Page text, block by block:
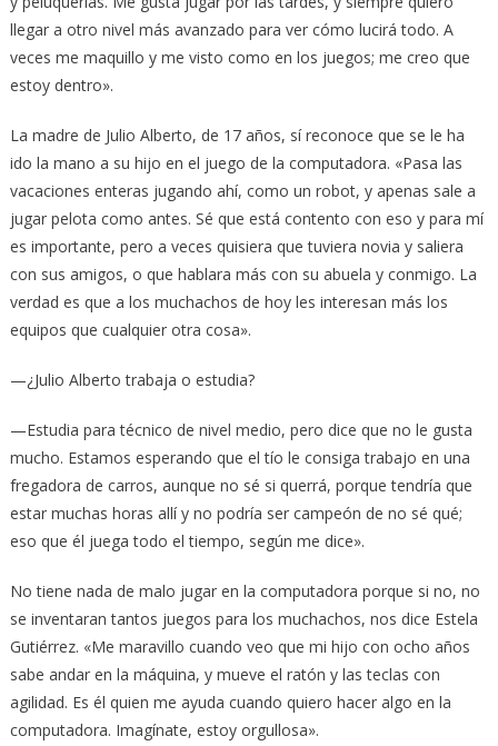
llegar a otro nivel más avanzado para ver cómo lucirá todo. A
veces me maquillo y me visto como en los juegos; me creo que
estoy dentro».
La madre de Julio Alberto, de 17 años, sí reconoce que se le ha
ido la mano a su hijo en el juego de la computadora. «Pasa las
vacaciones enteras jugando ahí, como un robot, y apenas sale a
jugar pelota como antes. Sé que está contento con eso y para mí
es importante, pero a veces quisiera que tuviera novia y saliera
con sus amigos, o que hablara más con su abuela y conmigo. La
verdad es que a los muchachos de hoy les interesan más los
equipos que cualquier otra cosa».
—¿Julio Alberto trabaja o estudia?
—Estudia para técnico de nivel medio, pero dice que no le gusta
mucho. Estamos esperando que el tío le consiga trabajo en una
fregadora de carros, aunque no sé si querrá, porque tendría que
estar muchas horas allí y no podría ser campeón de no sé qué;
eso que él juega todo el tiempo, según me dice».
No tiene nada de malo jugar en la computadora porque si no, no
se inventaran tantos juegos para los muchachos, nos dice Estela
Gutiérrez. «Me maravillo cuando veo que mi hijo con ocho años
sabe andar en la máquina, y mueve el ratón y las teclas con
agilidad. Es él quien me ayuda cuando quiero hacer algo en la
computadora. Imagínate, estoy orgullosa».